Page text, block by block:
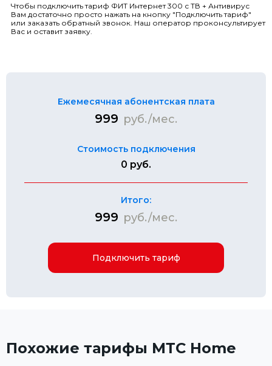
Чтобы подключить тариф ФИТ Интернет 300 с ТВ + Антивирус
Вам достаточно просто нажать на кнопку "Подключить тариф"
или заказать обратный звонок. Наш оператор проконсультирует
Вас и оставит заявку.
Ежемесячная абонентская плата
999 руб./мес.
Стоимость подключения
0 руб.
Итого:
999 руб./мес.
Подключить тариф
Похожие тарифы МТС Home